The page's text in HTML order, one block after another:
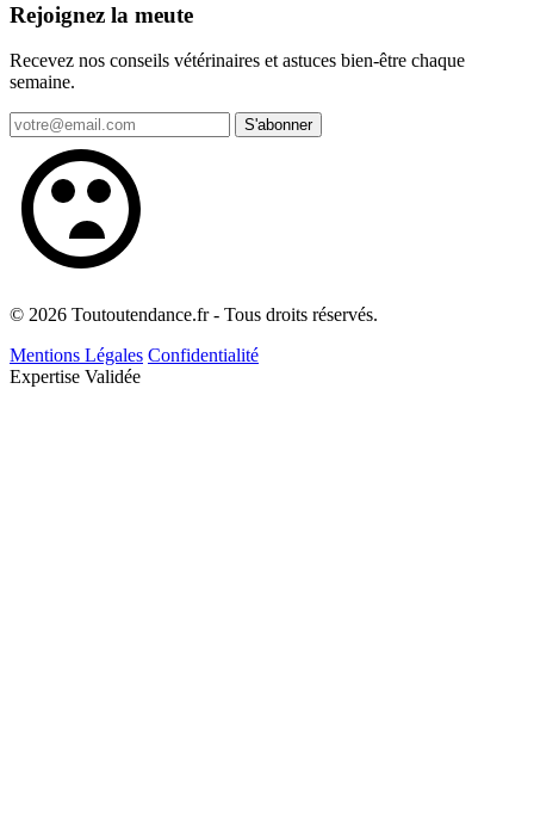
Rejoignez la meute
Recevez nos conseils vétérinaires et astuces bien-être chaque
semaine.
S'abonner
© 2026 Toutoutendance.fr - Tous droits réservés.
Mentions Légales Confidentialité
Expertise Validée